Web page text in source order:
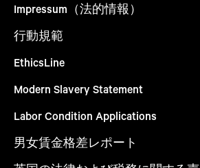
Impressum（法的情報）
行動規範
EthicsLine
Modern Slavery Statement
Labor Condition Applications
男女賃金格差レポート